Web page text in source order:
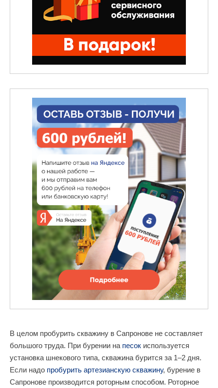
В целом пробурить скважину в Сапронове не составляет
большого труда. При бурении на песок используется
установка шнекового типа, скважина бурится за 1–2 дня.
Если надо пробурить артезианскую скважину, бурение в
Сапронове производится роторным способом. Роторное